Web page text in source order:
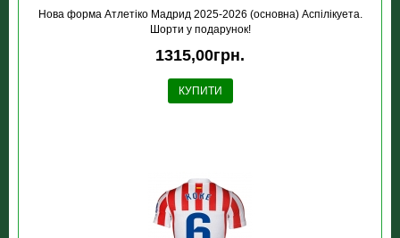
Нова форма Атлетіко Мадрид 2025-2026 (основна) Аспілікуета.
Шорти у подарунок!
1315,00грн.
КУПИТИ